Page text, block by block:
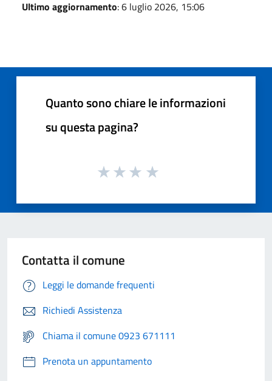
Ultimo aggiornamento: 6 luglio 2026, 15:06
Quanto sono chiare le informazioni
su questa pagina?
Contatta il comune
Leggi le domande frequenti
Richiedi Assistenza
Chiama il comune 0923 671111
Prenota un appuntamento